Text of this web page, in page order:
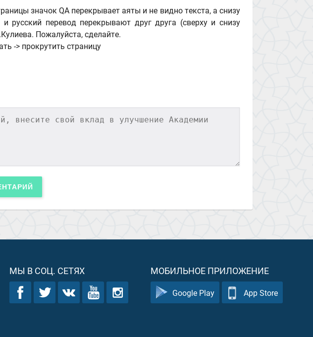
значок QA перекрывает аяты и не видно текста, а снизу
русский перевод перекрывают друг друга (сверху и снизу
Пожалуйста, сделайте.
-> прокрутить страницу
МЫ В СОЦ. СЕТЯХ МОБИЛЬНОЕ ПРИЛОЖЕНИЕ
Google Play App Store